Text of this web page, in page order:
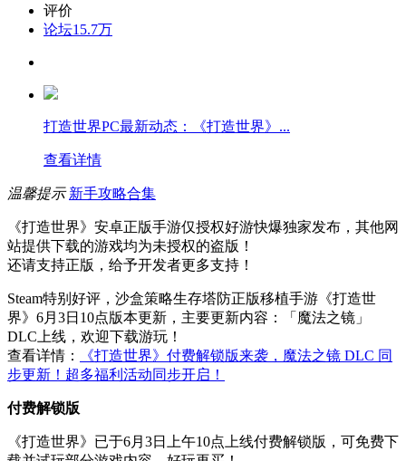
评价
论坛15.7万
打造世界PC最新动态：《打造世界》...
查看详情
温馨提示 新手攻略合集
《打造世界》安卓正版手游仅授权好游快爆独家发布，其他网
站提供下载的游戏均为未授权的盗版！
还请支持正版，给予开发者更多支持！
Steam特别好评，沙盒策略生存塔防正版移植手游《打造世
界》6月3日10点版本更新，主要更新内容：「魔法之镜」
DLC上线，欢迎下载游玩！
查看详情：
《打造世界》付费解锁版来袭，魔法之镜 DLC 同
步更新！超多福利活动同步开启！
付费解锁版
《打造世界》已于6月3日上午10点上线付费解锁版，可免费下